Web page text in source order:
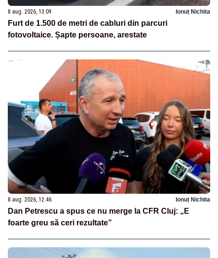
8 aug. 2026, 13:09 Ionuț Nichita
Furt de 1.500 de metri de cabluri din parcuri
fotovoltaice. Șapte persoane, arestate
8 aug. 2026, 12:46 Ionuț Nichita
Dan Petrescu a spus ce nu merge la CFR Cluj: „E
foarte greu să ceri rezultate”